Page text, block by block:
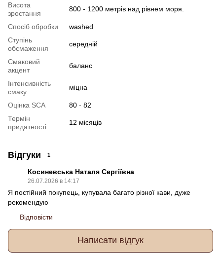
Висота
зростання
800 - 1200 метрів над рівнем моря.
Спосіб обробки
washed
Ступінь
обсмаження
cередній
Смаковий
акцент
баланс
Інтенсивність
смаку
міцна
Оцінка SCA
80 - 82
Термін
придатності
12 місяців
Відгуки 1
Косиневська Наталя Сергіївна
26.07.2026 в 14:17
Я постійний покупець, купувала багато різної кави, дуже
рекомендую
Відповісти
Написати відгук